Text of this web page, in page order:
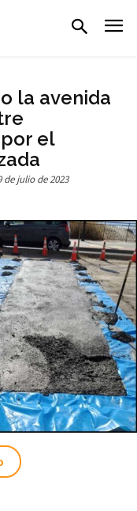
la avenida
el
de julio de 2023